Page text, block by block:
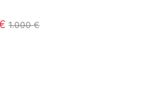
1.000€